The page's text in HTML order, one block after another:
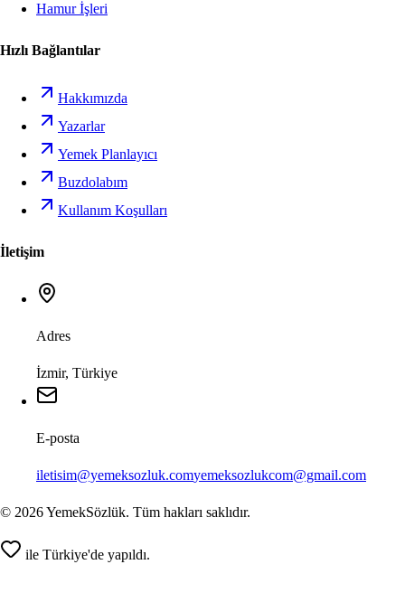
Hamur İşleri
Hızlı Bağlantılar
Hakkımızda
Yazarlar
Yemek Planlayıcı
Buzdolabım
Kullanım Koşulları
İletişim
Adres
İzmir, Türkiye
E-posta
iletisim@yemeksozluk.comyemeksozlukcom@gmail.com
© 2026YemekSözlük. Tüm hakları saklıdır.
ile Türkiye'de yapıldı.